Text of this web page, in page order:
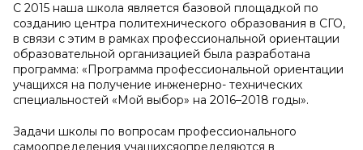
С 2015 наша школа является базовой площадкой по
созданию центра политехнического образования в СГО,
в связи с этим в рамках профессиональной ориентации
образовательной организацией была разработана
программа: «Программа профессиональной ориентации
учащихся на получение инженерно- технических
специальностей «Мой выбор» на 2016–2018 годы».
Задачи школы по вопросам профессионального
самоопределения учащихсяопределяются в